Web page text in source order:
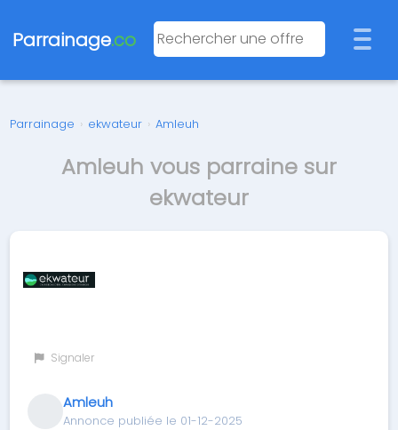
Parrainage.co
Parrainage › ekwateur › Amleuh
Amleuh vous parraine sur
ekwateur
Signaler
Amleuh
Annonce publiée le 01-12-2025